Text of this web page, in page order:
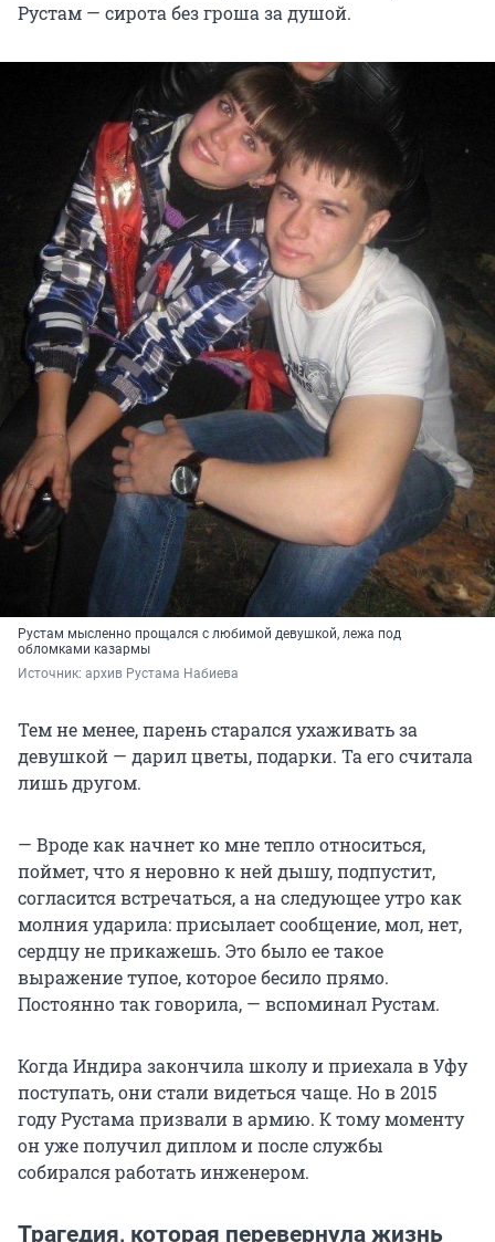
Рустам — сирота без гроша за душой.
Рустам мысленно прощался с любимой девушкой, лежа под
обломками казармы
Источник: архив Рустама Набиева
Тем не менее, парень старался ухаживать за
девушкой — дарил цветы, подарки. Та его считала
лишь другом.
— Вроде как начнет ко мне тепло относиться,
поймет, что я неровно к ней дышу, подпустит,
согласится встречаться, а на следующее утро как
молния ударила: присылает сообщение, мол, нет,
сердцу не прикажешь. Это было ее такое
выражение тупое, которое бесило прямо.
Постоянно так говорила, — вспоминал Рустам.
Когда Индира закончила школу и приехала в Уфу
поступать, они стали видеться чаще. Но в 2015
году Рустама призвали в армию. К тому моменту
он уже получил диплом и после службы
собирался работать инженером.
Трагедия, которая перевернула жизнь